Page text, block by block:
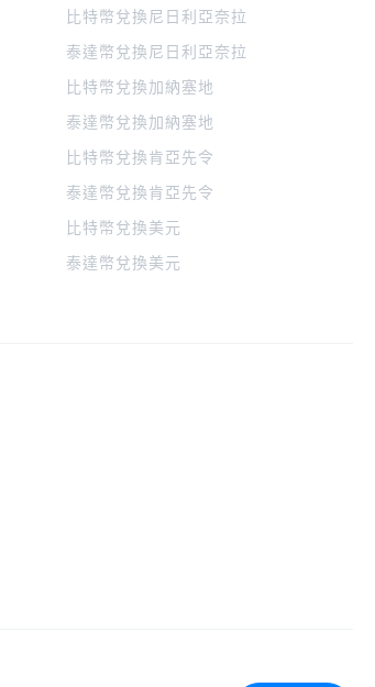
比特幣兌換尼日利亞奈拉
泰達幣兌換尼日利亞奈拉
比特幣兌換加納塞地
泰達幣兌換加納塞地
比特幣兌換肯亞先令
泰達幣兌換肯亞先令
比特幣兌換美元
泰達幣兌換美元